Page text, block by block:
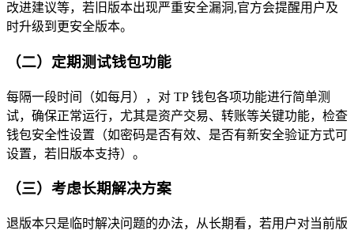
改进建议等，若旧版本出现严重安全漏洞,官方会提醒用户及
时升级到更安全版本。
（二）定期测试钱包功能
每隔一段时间（如每月），对 TP 钱包各项功能进行简单测
试，确保正常运行，尤其是资产交易、转账等关键功能，检查
钱包安全性设置（如密码是否有效、是否有新安全验证方式可
设置，若旧版本支持）。
（三）考虑长期解决方案
退版本只是临时解决问题的办法，从长期看，若用户对当前版